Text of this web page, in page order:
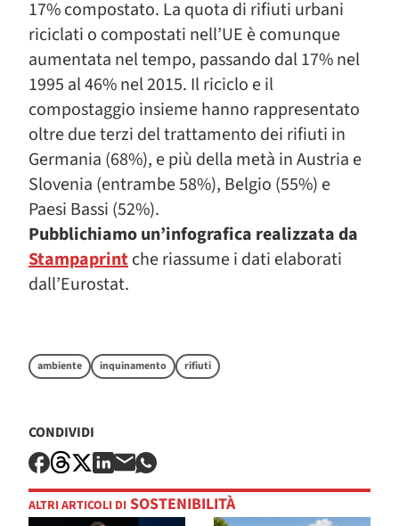
17% compostato. La quota di rifiuti urbani
riciclati o compostati nell’UE è comunque
aumentata nel tempo, passando dal 17% nel
1995 al 46% nel 2015. Il riciclo e il
compostaggio insieme hanno rappresentato
oltre due terzi del trattamento dei rifiuti in
Germania (68%), e più della metà in Austria e
Slovenia (entrambe 58%), Belgio (55%) e
Paesi Bassi (52%).
Pubblichiamo un’infografica realizzata da
Stampaprintche riassume i dati elaborati
dall’Eurostat.
ambiente inquinamento rifiuti
CONDIVIDI
ALTRI ARTICOLI DI SOSTENIBILITÀ